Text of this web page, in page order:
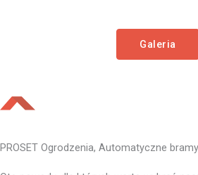
Galeria
PROSET Ogrodzenia, Automatyczne